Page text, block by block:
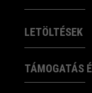
LETÖLTÉSEK
TÁMOGATÁS